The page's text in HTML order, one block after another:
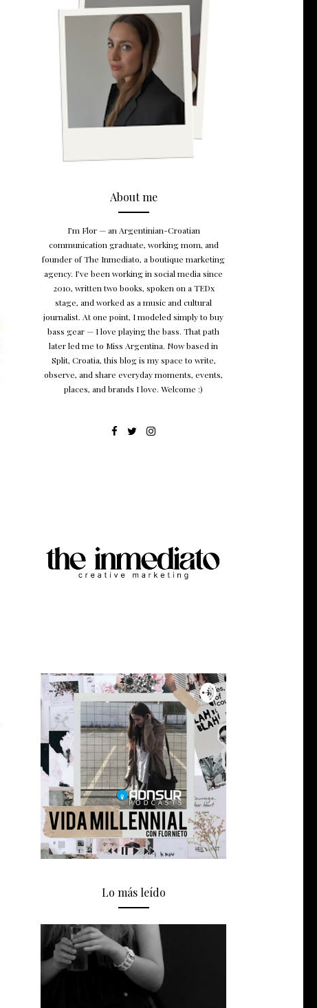
About me
I’m Flor — an Argentinian-Croatian
communication graduate, working mom, and
founder of The Inmediato, a boutique marketing
agency. I’ve been working in social media since
2010, written two books, spoken on a TEDx
stage, and worked as a music and cultural
journalist. At one point, I modeled simply to buy
bass gear — I love playing the bass. That path
later led me to Miss Argentina. Now based in
Split, Croatia, this blog is my space to write,
observe, and share everyday moments, events,
places, and brands I love. Welcome :)
Lo más leído